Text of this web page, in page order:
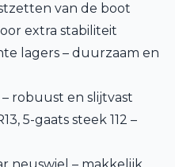
van de boot
extra stabiliteit
lagers – duurzaam en
robuust en slijtvast
5-gaats steek 112 –